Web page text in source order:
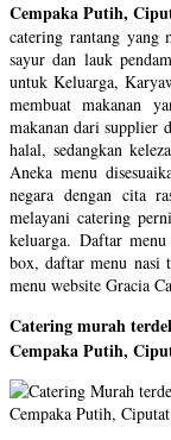
Cempaka Putih,
catering rantang yang
sayur dan lauk
untuk Keluarga,
membuat makanan
makanan dari supplier
halal, sedangkan
Aneka menu
negara dengan cita
melayani catering
keluarga. Daftar
box, daftar menu nasi
menu website Gracia
Catering murah
Cempaka Putih,